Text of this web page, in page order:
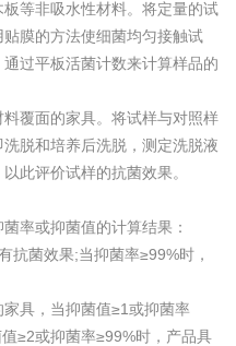
等非吸水性材料。将定量的试
膜的方法使细菌均匀接触试
过平板活菌计数来计算样品的
覆面的家具。将试样与对照样
脱和培养后洗脱，测定洗脱液
此评价试样的抗菌效果。
率或抑菌值的计算结果：
抗菌效果;当抑菌率≥99%时，
具，当抑菌值≥1或抑菌率
≥2或抑菌率≥99%时，产品具
霉菌污染分析
验